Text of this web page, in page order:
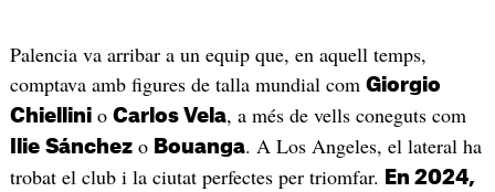
Palencia va arribar a un equip que, en aquell temps,
comptava amb figures de talla mundial com Giorgio
Chiellinio Carlos Vela, a més de vells coneguts com
Ilie Sánchezo Bouanga. A Los Angeles, el lateral ha
trobat el club i la ciutat perfectes per triomfar.
En 2024,